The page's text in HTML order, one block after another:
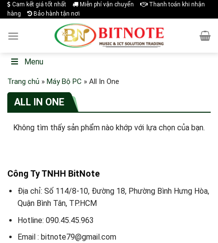
Skip
to
Cam kết giá tốt nhất Miễn phí vận chuyển
Thanh toán khi nhận
hàng
Bảo hành tận nơi
Menu
Trang chủ » Máy Bộ PC » All In One
ALL IN ONE
Không tìm thấy sản phẩm nào khớp với lựa chọn của bạn.
Công Ty TNHH BitNote
Địa chỉ: Số 114/8-10, Đường 18, Phường Bình Hưng Hòa,
Quận Bình Tân, TP.HCM
Hotline: 090.45.45.963
Email : bitnote79@gmail.com